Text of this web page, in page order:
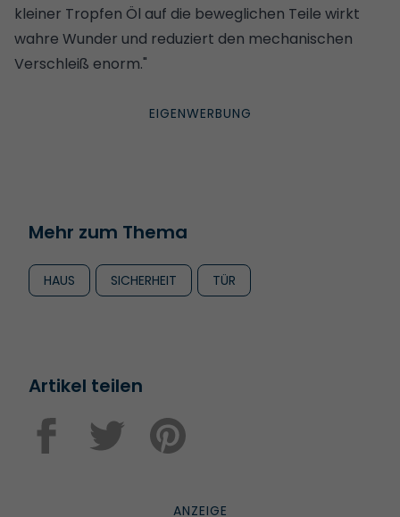
kleiner Tropfen Öl auf die beweglichen Teile wirkt
wahre Wunder und reduziert den mechanischen
Verschleiß enorm."
Mehr zum Thema
HAUS SICHERHEIT TÜR
Artikel teilen